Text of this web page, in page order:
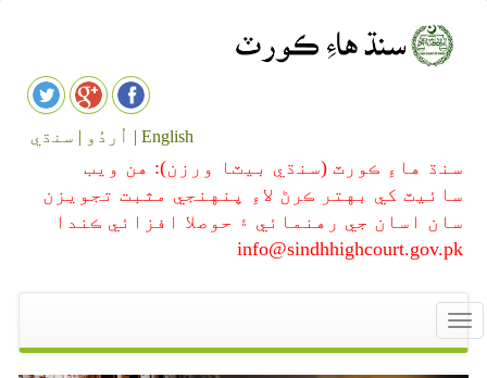
English | اُردُو | سنڌي
سنڌ هاءِ ڪورٽ (سنڌي بيٽا ورزن): هن ويب
سائيٽ کي بهتر ڪرڻ لاءِ پنهنجي مثبت تجويزن
سان اسان جي رهنمائي ۽ حوصلا افزائي ڪندا
info@sindhhighcourt.gov.pk
Toggle
navigation